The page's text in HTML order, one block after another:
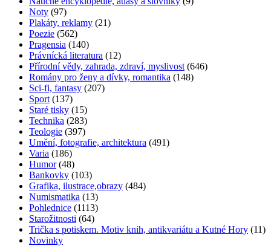
Noty (97)
Plakáty, reklamy (21)
Poezie (562)
Pragensia (140)
Právnícká literatura (12)
Přírodní vědy, zahrada, zdraví, myslivost (646)
Romány pro ženy a dívky, romantika (148)
Sci-fi, fantasy (207)
Sport (137)
Staré tisky (15)
Technika (283)
Teologie (397)
Umění, fotografie, architektura (491)
Varia (186)
Humor(48)
Bankovky (103)
Grafika, ilustrace,obrazy (484)
Numismatika (13)
Pohlednice (1113)
Starožitnosti (64)
Trička s potiskem. Motiv knih, antikvariátu a Kutné Hory (11)
Novinky